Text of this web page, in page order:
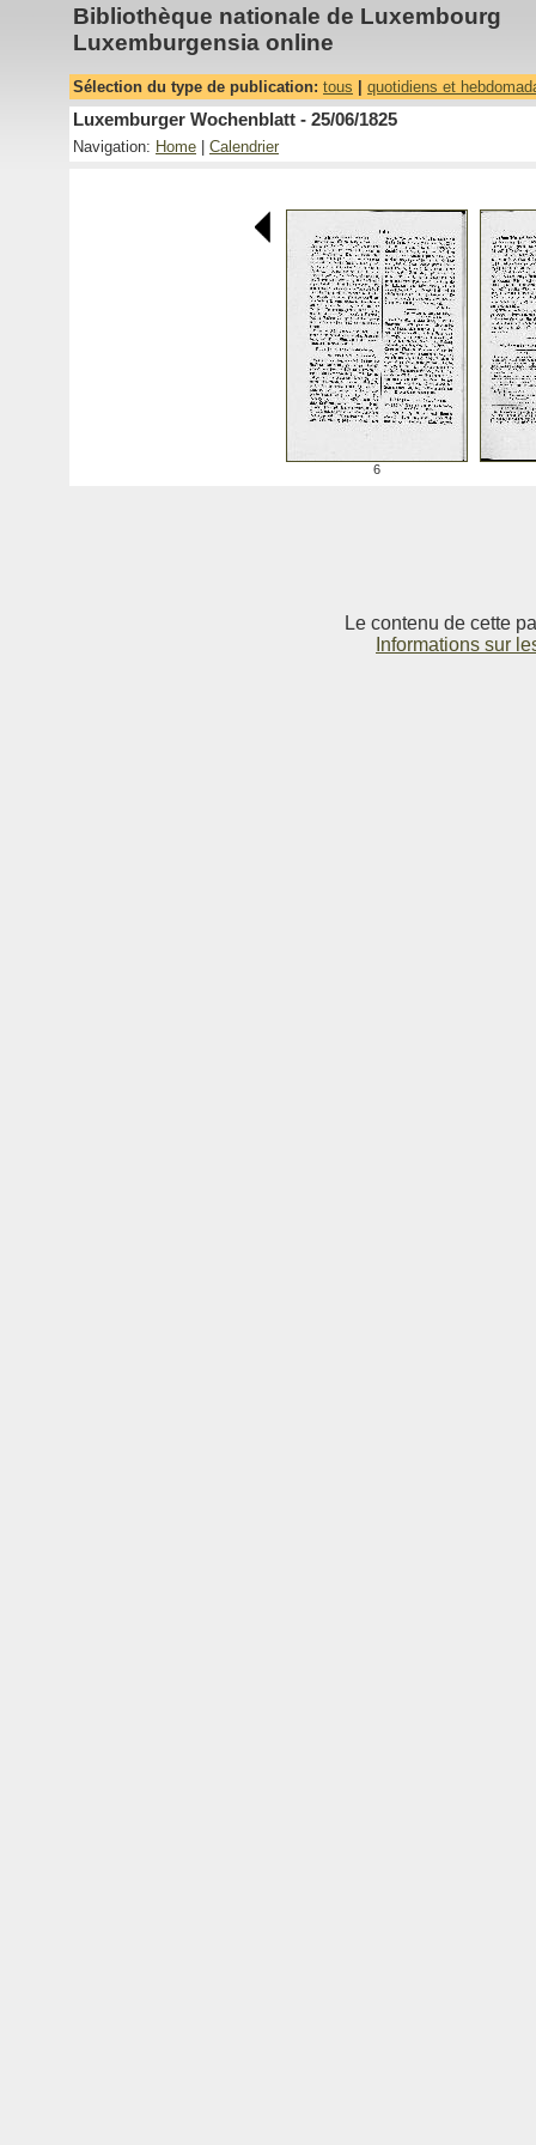
Bibliothèque nationale de Luxembourg
Luxemburgensia online
Sélection du type de publication: tous quotidiens et
Luxemburger Wochenblatt - 25/06/1825
Navigation: Home Calendrier
6
Le contenu de cette
Informations sur